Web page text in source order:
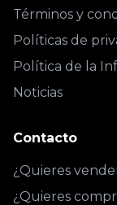
Términos y
Políticas de
Política de la
Noticias
Contacto
¿Quieres
¿Quieres